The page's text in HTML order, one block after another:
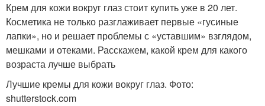
Крем для кожи вокруг глаз стоит купить уже в 20 лет.
Косметика не только разглаживает первые «гусиные
лапки», но и решает проблемы с «уставшим» взглядом,
мешками и отеками. Расскажем, какой крем для какого
возраста лучше выбрать
Лучшие кремы для кожи вокруг глаз. Фото:
shutterstock.com